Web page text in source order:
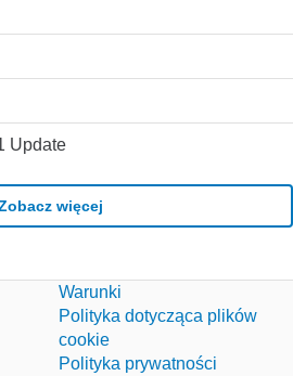
Update
więcej
Warunki
Polityka dotycząca plików
cookie
Polityka prywatności